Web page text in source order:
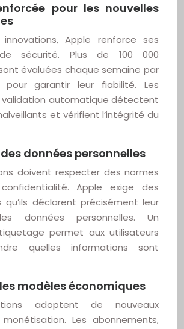
pour les nouvelles
Apple renforce ses
sécurité. Plus de 100 000
évaluées chaque semaine par
pour garantir leur fiabilité. Les
automatique détectent
et vérifient l’intégrité du
données personnelles
doivent respecter des normes
Apple exige des
qu’ils déclarent précisément leur
données personnelles. Un
permet aux utilisateurs
quelles informations sont
modèles économiques
adoptent de nouveaux
Les abonnements,